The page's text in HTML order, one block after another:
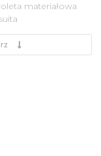
materiałowa